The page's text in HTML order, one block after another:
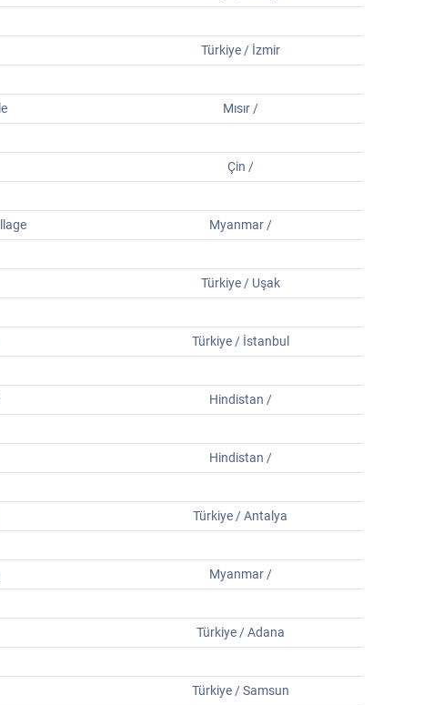
Türkiye / İzmir
Mısır /
Çin /
Myanmar /
Türkiye / Uşak
Türkiye / İstanbul
Hindistan /
Hindistan /
Türkiye / Antalya
Myanmar /
Türkiye / Adana
Türkiye / Samsun